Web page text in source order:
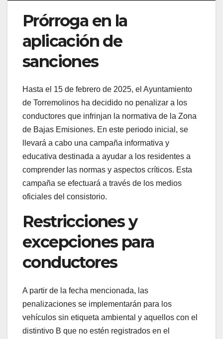
Prórroga en la
aplicación de
sanciones
Hasta el 15 de febrero de 2025, el Ayuntamiento
de Torremolinos ha decidido no penalizar a los
conductores que infrinjan la normativa de la Zona
de Bajas Emisiones. En este periodo inicial, se
llevará a cabo una campaña informativa y
educativa destinada a ayudar a los residentes a
comprender las normas y aspectos críticos. Esta
campaña se efectuará a través de los medios
oficiales del consistorio.
Restricciones y
excepciones para
conductores
A partir de la fecha mencionada, las
penalizaciones se implementarán para los
vehículos sin etiqueta ambiental y aquellos con el
distintivo B que no estén registrados en el